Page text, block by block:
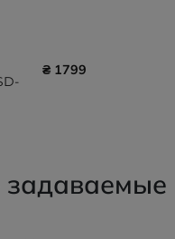
₴ 1799